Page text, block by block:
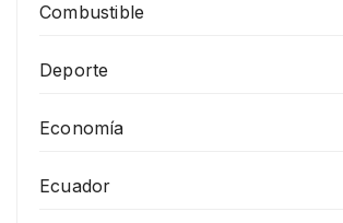
Combustible
Deporte
Economía
Ecuador